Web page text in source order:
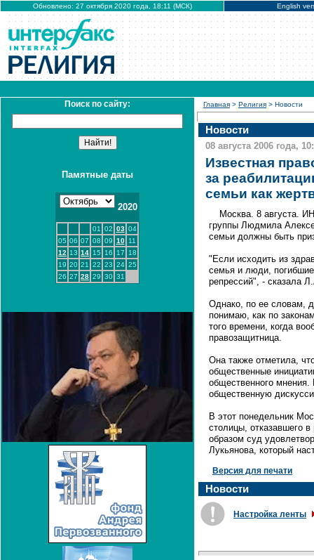
Обновлено: 27 октября 2020 года, 18:11 (МСК) English
Поиск по сайту:
Памятные даты
2020
01 02 03 04
05 06 07 08 09 10 11
12 13 14 15 16 17
18
19 20 21 22 23 24 25
26 27 28 29 30 31
Главная > Религия > Новости
Новости
08 августа 2006 года,
Известная
за
семьи как
Москва. 8 августа.
группы Людмила
семьи должны быть
"Если исходить из
семья и люди,
репрессий", - сказала
Однако, по ее словам,
понимаю, как по
того времени, когда
правозащитница.
Она также отметила,
общественные
общественного
общественную
В этот понедельник
столицы, отказавшего
образом суд
Лукьянова, который
Версия для печати
Новости
Настройка ленты